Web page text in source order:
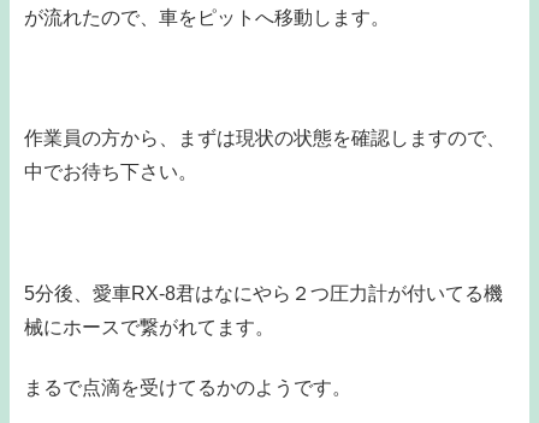
が流れたので、車をピットへ移動します。
作業員の方から、まずは現状の状態を確認しますので、
中でお待ち下さい。
5分後、愛車RX-8君はなにやら２つ圧力計が付いてる機
械にホースで繋がれてます。
まるで点滴を受けてるかのようです。